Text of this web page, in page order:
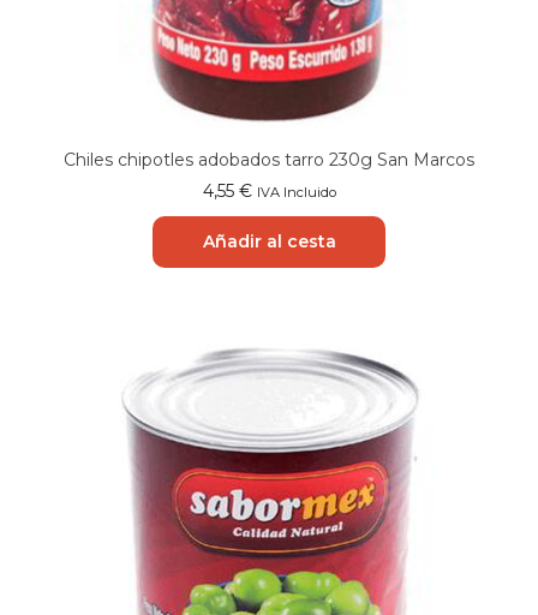
Chiles chipotles adobados tarro 230g San Marcos
4,55 € IVA Incluido
Añadir al cesta